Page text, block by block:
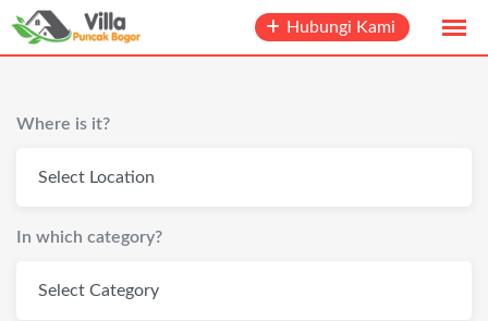
Skip
Hubungi Kami
Where is it?
In which category?